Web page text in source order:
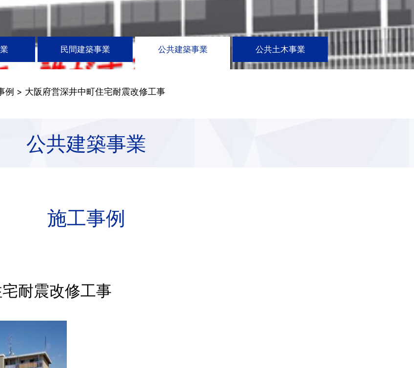
民間建築事業 公共建築事業 公共土木事業
例 > 大阪府営深井中町住宅耐震改修工事
公共建築事業
施工事例
耐震改修工事